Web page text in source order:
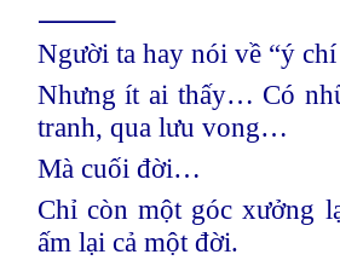
⸻
Người ta hay nói về “ý
Nhưng ít ai thấy… Có
tranh, qua lưu vong…
Mà cuối đời…
Chỉ còn một góc xưởng
ấm lại cả một đời.